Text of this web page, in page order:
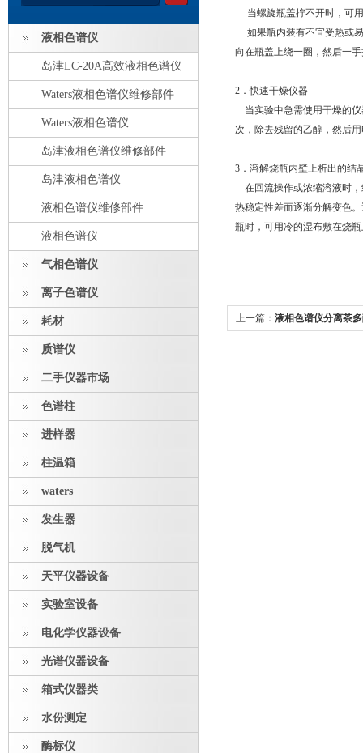
液相色谱仪
岛津LC-20A高效液相色谱仪
Waters液相色谱仪维修部件
Waters液相色谱仪
岛津液相色谱仪维修部件
岛津液相色谱仪
液相色谱仪维修部件
液相色谱仪
气相色谱仪
离子色谱仪
耗材
质谱仪
二手仪器市场
色谱柱
进样器
柱温箱
waters
发生器
脱气机
天平仪器设备
实验室设备
电化学仪器设备
光谱仪器设备
箱式仪器类
水份测定
酶标仪
当螺旋瓶盖拧不开时，可
如果瓶内装有不宜受热或
向在瓶盖上绕一圈，然后一
2．快速干燥仪器
当实验中急需使用干燥的仪
次，除去残留的乙醇，然后
3．溶解烧瓶内壁上析出的结
在回流操作或浓缩溶液时，
热稳定性差而逐渐分解变色
瓶时，可用冷的湿布敷在烧
上一篇： 液相色谱仪分离茶